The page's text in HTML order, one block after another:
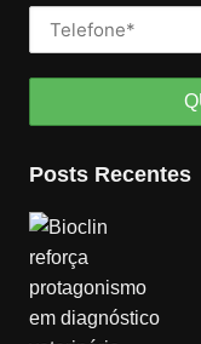
Posts Recentes